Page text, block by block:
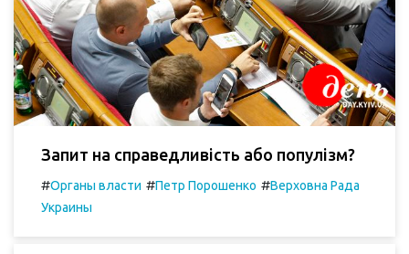
Запит на справедливість або популізм?
#Органы власти #Петр Порошенко #Верховна Рада
Украины